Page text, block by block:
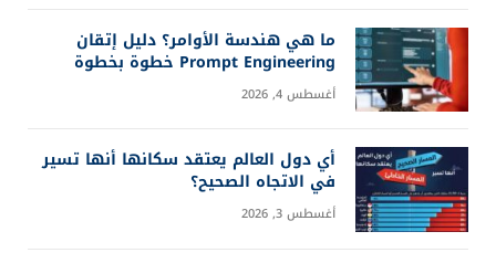
ما هي هندسة الأوامر؟ دليل إتقان
Prompt Engineering خطوة بخطوة
أغسطس 4, 2026
أي دول العالم يعتقد سكانها أنها تسير
في الاتجاه الصحيح؟
أغسطس 3, 2026